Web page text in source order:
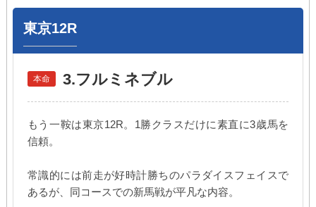
東京12R
本命 3.フルミネブル
もう一鞍は東京12R。1勝クラスだけに素直に3歳馬を
信頼。
常識的には前走が好時計勝ちのパラダイスフェイスで
あるが、同コースでの新馬戦が平凡な内容。